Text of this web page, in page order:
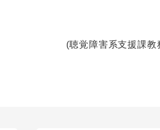
(聴覚障害系支援課